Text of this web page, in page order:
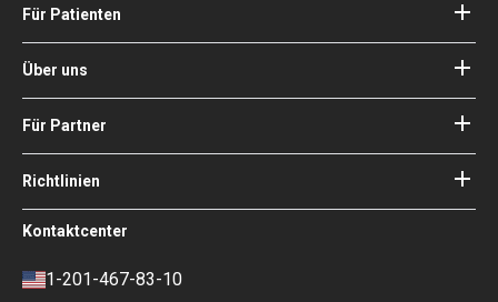
Für Patienten
Kliniken
Ärzte
Blog
Anleitungen
Ihre Garantien
Über uns
Über Bookimed
Wie es funktioniert
Unsere Ärzte
Experte des Medizinischen
Beirats von Bookimed
Soziale Auswirkungen und Medien
Karriere
Für Partner
Ihr Krankenhaus hinzufügen
Login für Partner
Richtlinien
Nutzungsbedingungen
Datenschutzrichtlinie
Richtlinie überprüfen
Kontaktcenter
1-201-467-83-10